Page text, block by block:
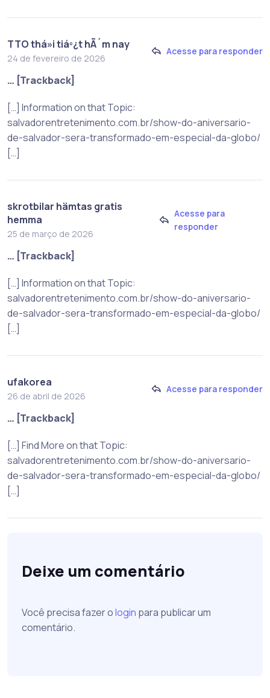
TTO thá»i tiáº¿t hÃ´m nay
24 de fevereiro de 2026
Acesse para responder
… [Trackback]
[…] Information on that Topic:
salvadorentretenimento.com.br/show-do-aniversario-
de-salvador-sera-transformado-em-especial-da-globo/
[…]
skrotbilar hämtas gratis
hemma
25 de março de 2026
Acesse para
responder
… [Trackback]
[…] Information on that Topic:
salvadorentretenimento.com.br/show-do-aniversario-
de-salvador-sera-transformado-em-especial-da-globo/
[…]
ufakorea
26 de abril de 2026
Acesse para responder
… [Trackback]
[…] Find More on that Topic:
salvadorentretenimento.com.br/show-do-aniversario-
de-salvador-sera-transformado-em-especial-da-globo/
[…]
Deixe um comentário
Você precisa fazer ologin para publicar um
comentário.